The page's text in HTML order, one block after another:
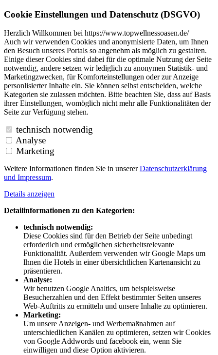
Cookie Einstellungen und Datenschutz (DSGVO)
Herzlich Willkommen bei https://www.topwellnessoasen.de/
Auch wir verwenden Cookies und anonymisierte Daten, um Ihnen
den Besuch unseres Portals so angenehm als möglich zu gestalten.
Einige dieser Cookies sind dabei für die optimale Nutzung der Seite
notwendig, andere setzen wir lediglich zu anonymen Statistik- und
Marketingzwecken, für Komforteinstellungen oder zur Anzeige
personlisierter Inhalte ein. Sie können selbst entscheiden, welche
Kategorien sie zulassen möchten. Bitte beachten Sie, dass auf Basis
ihrer Einstellungen, womöglich nicht mehr alle Funktionalitäten der
Seite zur Verfügung stehen.
technisch notwendig
Analyse
Marketing
Weitere Informationen finden Sie in unsererDatenschutzerklärung
und Impressum.
Details anzeigen
Detailinformationen zu den Kategorien:
technisch notwendig:
Diese Cookies sind für den Betrieb der Seite unbedingt
erforderlich und ermöglichen sicherheitsrelevante
Funktionalität. Außerdem verwenden wir Google Maps um
Ihnen die Hotels in einer übersichtlichen Kartenansicht zu
präsentieren.
Analyse:
Wir benutzen Google Analtics, um beispielsweise
Besucherzahlen und den Effekt bestimmter Seiten unseres
Web-Auftritts zu ermitteln und unsere Inhalte zu optimieren.
Marketing:
Um unsere Anzeigen- und Werbemaßnahmen auf
unterschiedlichen Kanälen zu optimieren, setzen wir Cookies
von Google Addwords und facebook ein, wenn Sie
einwilligen und diese Option aktivieren.